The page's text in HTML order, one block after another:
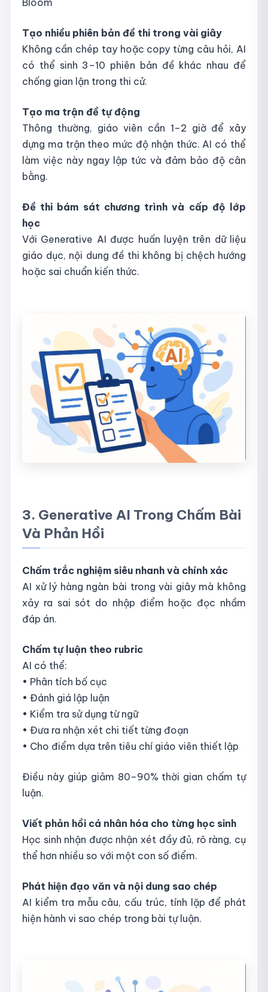
Bloom
Tạo nhiều phiên bản đề thi trong vài giây
Không cần chép tay hoặc copy từng câu hỏi, AI
có thể sinh 3–10 phiên bản đề khác nhau để
chống gian lận trong thi cử.
Tạo ma trận đề tự động
Thông thường, giáo viên cần 1–2 giờ để xây
dựng ma trận theo mức độ nhận thức. AI có thể
làm việc này ngay lập tức và đảm bảo độ cân
bằng.
Đề thi bám sát chương trình và cấp độ lớp
học
Với Generative AI được huấn luyện trên dữ liệu
giáo dục, nội dung đề thi không bị chệch hướng
hoặc sai chuẩn kiến thức.
3. Generative AI Trong Chấm Bài
Và Phản Hồi
Chấm trắc nghiệm siêu nhanh và chính xác
AI xử lý hàng ngàn bài trong vài giây mà không
xảy ra sai sót do nhập điểm hoặc đọc nhầm
đáp án.
Chấm tự luận theo rubric
AI có thể:
• Phân tích bố cục
• Đánh giá lập luận
• Kiểm tra sử dụng từ ngữ
• Đưa ra nhận xét chi tiết từng đoạn
• Cho điểm dựa trên tiêu chí giáo viên thiết lập
Điều này giúp giảm 80–90% thời gian chấm tự
luận.
Viết phản hồi cá nhân hóa cho từng học sinh
Học sinh nhận được nhận xét đầy đủ, rõ ràng, cụ
thể hơn nhiều so với một con số điểm.
Phát hiện đạo văn và nội dung sao chép
AI kiểm tra mẫu câu, cấu trúc, tính lặp để phát
hiện hành vi sao chép trong bài tự luận.